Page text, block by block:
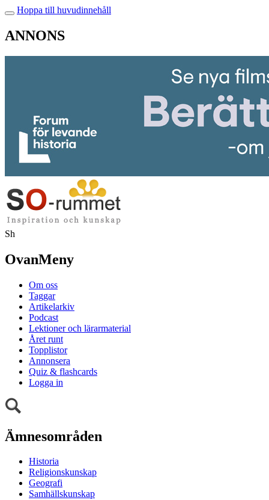
Hoppa till huvudinnehåll
ANNONS
Sh
OvanMeny
Om oss
Taggar
Artikelarkiv
Podcast
Lektioner och lärarmaterial
Året runt
Topplistor
Annonsera
Quiz & flashcards
Logga in
Ämnesområden
Historia
Religionskunskap
Geografi
Samhällskunskap